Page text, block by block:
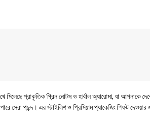
মিলেছে প্রাকৃতিক গ্রিন নোটস ও হার্বাল অ্যারোমা, যা আপনাকে
সেরা পছন্দ। এর স্টাইলিশ ও প্রিমিয়াম প্যাকেজিং গিফট